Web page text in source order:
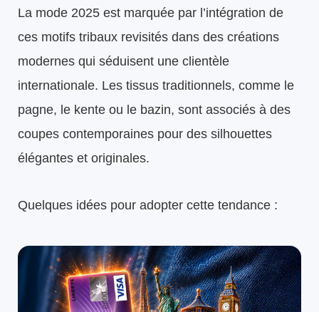
La mode 2025 est marquée par l’intégration de
ces motifs tribaux revisités dans des créations
modernes qui séduisent une clientèle
internationale. Les tissus traditionnels, comme le
pagne, le kente ou le bazin, sont associés à des
coupes contemporaines pour des silhouettes
élégantes et originales.
Quelques idées pour adopter cette tendance :